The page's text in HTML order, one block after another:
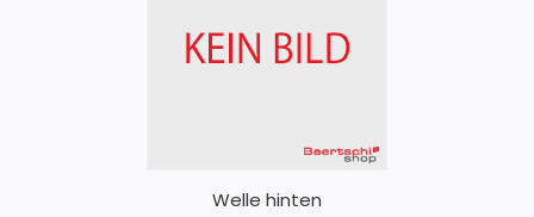
Welle hinten